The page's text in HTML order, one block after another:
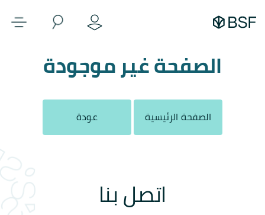
الصفحة غير موجودة
الصفحة الرئيسية عودة
اتصل بنا